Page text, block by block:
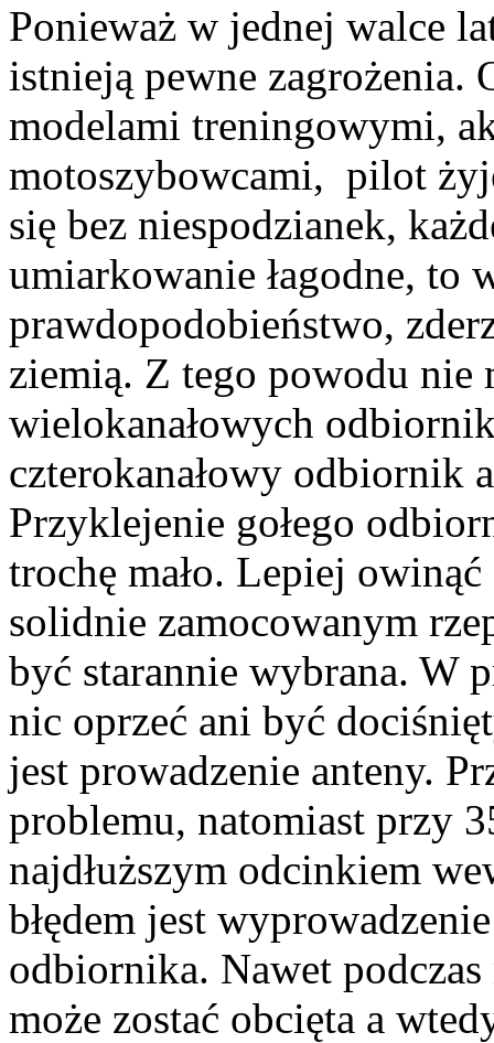
Ponieważ w jednej walce
istnieją pewne zagrożenia.
modelami treningowymi,
motoszybowcami, pilot
się bez niespodzianek,
umiarkowanie łagodne, to
prawdopodobieństwo,
ziemią. Z tego powodu nie
wielokanałowych
czterokanałowy odbiornik
Przyklejenie gołego
trochę mało. Lepiej
solidnie zamocowanym
być starannie wybrana. W
nic oprzeć ani być
jest prowadzenie anteny.
problemu, natomiast przy
najdłuższym odcinkiem
błędem jest
odbiornika. Nawet
może zostać obcięta a